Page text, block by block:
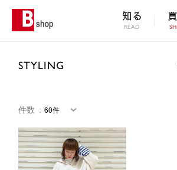
知る
READ
STYLING
件数 ：